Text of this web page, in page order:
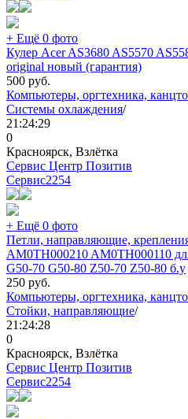
+ Ещё 0 фото
Кулер Acer AS3680 AS5570
original новый (гарантия)
500 руб.
Компьютеры, оргтехника,
Системы охлаждения/
21:24:29
0
Красноярск, Взлётка
Сервис Центр Позитив
Сервис2254
+ Ещё 0 фото
Петли, направляющие,
AM0TH000210 AM0TH000110
G50-70 G50-80 Z50-70 Z50-80 б.у
250 руб.
Компьютеры, оргтехника,
Стойки, направляющие/
21:24:28
0
Красноярск, Взлётка
Сервис Центр Позитив
Сервис2254